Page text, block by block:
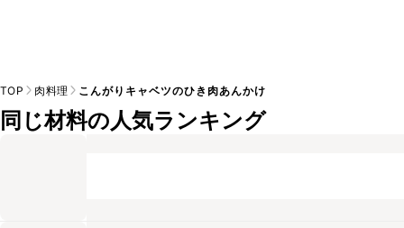
TOP 肉料理 こんがりキャベツのひき肉あんかけ
同じ材料の人気ランキング